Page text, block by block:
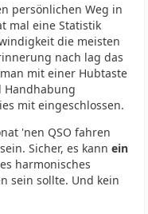
persönlichen Weg in
mal eine Statistik
die meisten
nach lag das
mit einer Hubtaste
Handhabung
mit eingeschlossen.
'nen QSO fahren
Sicher, es kannein
harmonisches
sein sollte. Und kein